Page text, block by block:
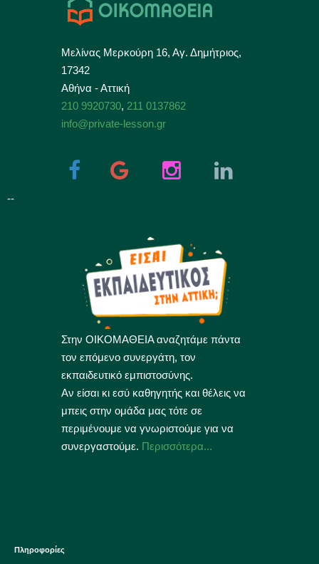
Μελίνας Μερκούρη 16, Αγ. Δημήτριος,
17342
Αθήνα - Αττική
210 9920730, 211 0137862
info@private-lesson.gr
--
Στην ΟΙΚΟΜΑΘΕΙΑ αναζητάμε πάντα
τον επόμενο συνεργάτη, τον
εκπαιδευτικό εμπιστοσύνης.
Αν είσαι κι εσύ καθηγητής και θέλεις να
μπεις στην ομάδα μας τότε σε
περιμένουμε να γνωριστούμε για να
συνεργαστούμε. Περισσότερα...
Πληροφορίες